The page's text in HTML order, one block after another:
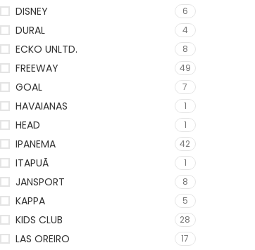
DISNEY 6
DURAL 4
ECKO UNLTD. 8
FREEWAY 49
GOAL 7
HAVAIANAS 1
HEAD 1
IPANEMA 42
ITAPUÃ 1
JANSPORT 8
KAPPA 5
KIDS CLUB 28
LAS OREIRO 17